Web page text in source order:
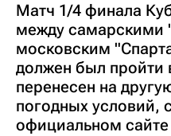
Матч 1/4 финала
между самарскими
московским
должен был пройти
перенесен на
погодных условий,
официальном